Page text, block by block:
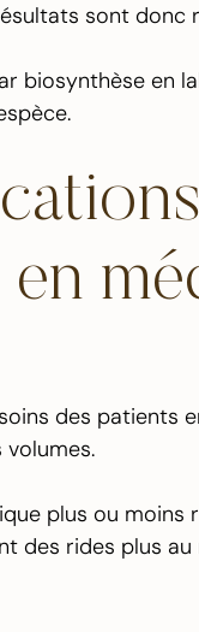
sont donc
biosynthèse en
des patients
plus ou
rides plus au